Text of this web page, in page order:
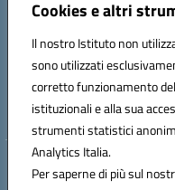
Cookies e altri
Il nostro Istituto non
sono utilizzati
corretto funzionamento
istituzionali e alla sua
strumenti statistici
Analytics Italia.
Per saperne di più sul
Indirizzo:Via Carducci Settimo
Posta elettronica certificata
Codice fiscale: 92105840927
Codice meccanografico:
Hosting &